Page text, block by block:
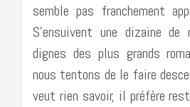
semble pas franchement
S’ensuivent une dizaine de
dignes des plus grands
nous tentons de le faire
veut rien savoir, il préfère